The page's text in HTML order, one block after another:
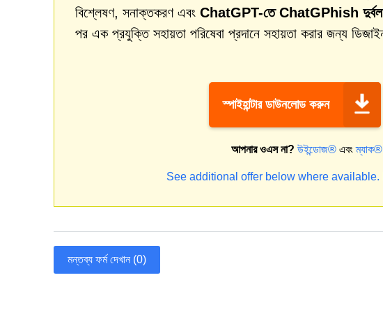
বিশ্লেষণ, সনাক্তকরণ এবং ChatGPT-তে ChatGPhish
পর এক প্রযুক্তি সহায়তা পরিষেবা প্রদানে সহায়তা করার জন্য
স্পাইহান্টার ডাউনলোড করুন
আপনার ওএস না? উইন্ডোজ®এবংম্যাক®
See additional offer below where available.
মন্তব্য ফর্ম দেখান (0)